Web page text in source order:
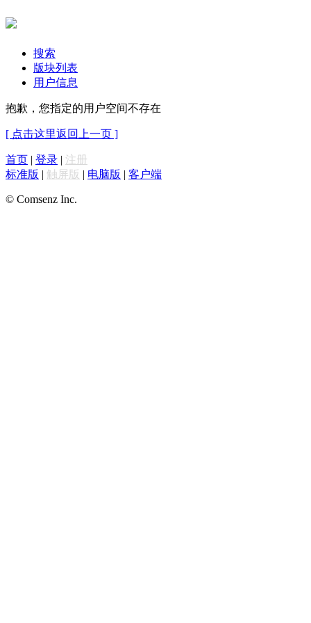
搜索
版块列表
用户信息
抱歉，您指定的用户空间不存在
[ 点击这里返回上一页 ]
首页 | 登录 | 注册
标准版 | 触屏版 | 电脑版 | 客户端
© Comsenz Inc.